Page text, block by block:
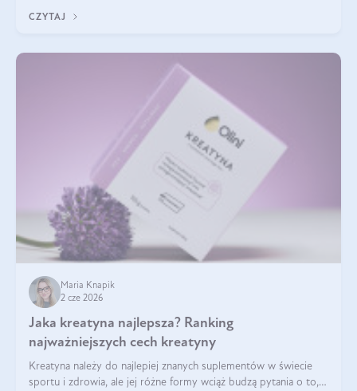
zawrotów głowy czy problemów z
CZYTAJ
Maria Knapik
2 cze 2026
Jaka kreatyna najlepsza? Ranking
najważniejszych cech kreatyny
Kreatyna należy do najlepiej znanych suplementów w świecie
sportu i zdrowia, ale jej różne formy wciąż budzą pytania o to,